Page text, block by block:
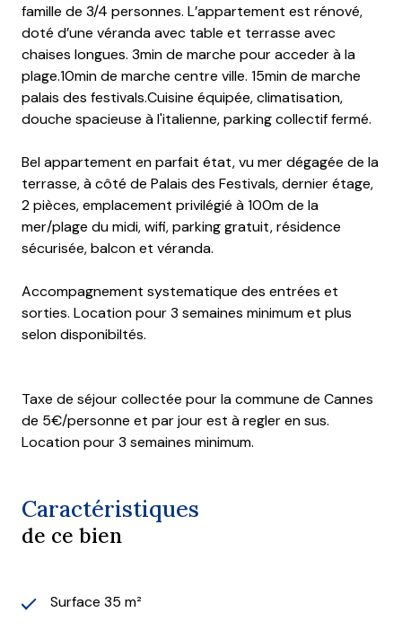
famille de 3/4 personnes. L’appartement est rénové,
doté d’une véranda avec table et terrasse avec
chaises longues. 3min de marche pour acceder à la
plage.10min de marche centre ville. 15min de marche
palais des festivals.Cuisine équipée, climatisation,
douche spacieuse à l'italienne, parking collectif fermé.
Bel appartement en parfait état, vu mer dégagée de la
terrasse, à côté de Palais des Festivals, dernier étage,
2 pièces, emplacement privilégié à 100m de la
mer/plage du midi, wifi, parking gratuit, résidence
sécurisée, balcon et véranda.
Accompagnement systematique des entrées et
sorties. Location pour 3 semaines minimum et plus
selon disponibiltés.
Taxe de séjour collectée pourla commune de Cannes
de 5€/personne et par jour est à regler en sus.
Location pour 3 semaines minimum.
Caractéristiques
de ce bien
Surface 35 m²